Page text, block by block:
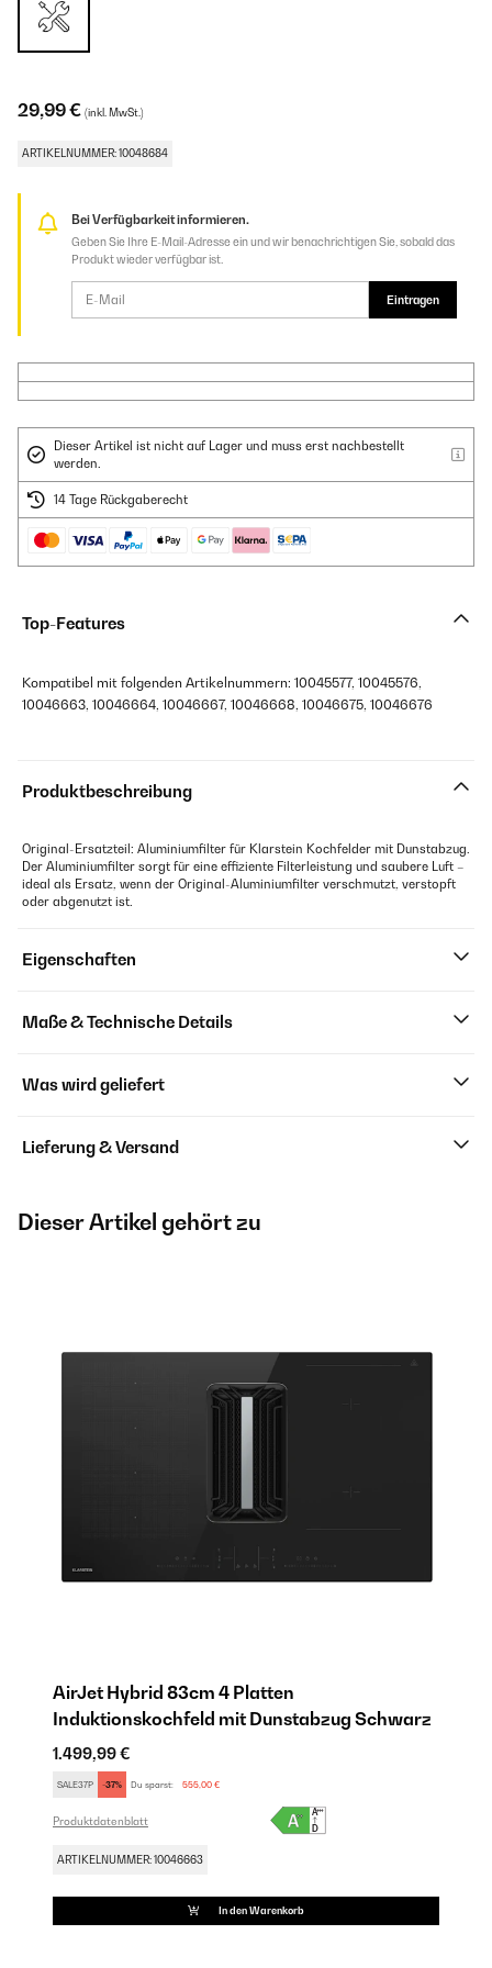
29,99 € (inkl. MwSt.)
ARTIKELNUMMER: 10048684
Bei Verfügbarkeit informieren.
Geben Sie Ihre E-Mail-Adresse ein und wir benachrichtigen Sie, sobald das
Produkt wieder verfügbar ist.
Eintragen
Dieser Artikel ist nicht auf Lager und muss erst nachbestellt
werden.
14 Tage Rückgaberecht
Top-Features
Kompatibel mit folgenden Artikelnummern: 10045577, 10045576,
10046663, 10046664, 10046667, 10046668, 10046675, 10046676
Produktbeschreibung
Original-Ersatzteil: Aluminiumfilter für Klarstein Kochfelder mit Dunstabzug.
Der Aluminiumfilter sorgt für eine effiziente Filterleistung und saubere Luft –
ideal als Ersatz, wenn der Original-Aluminiumfilter verschmutzt, verstopft
oder abgenutzt ist.
Eigenschaften
Maße & Technische Details
Was wird geliefert
Lieferung & Versand
Dieser Artikel gehört zu
AirJet Hybrid 83cm 4 Platten
Induktionskochfeld mit Dunstabzug​ Schwarz
1.499,99 €
SALE37P -37% Du sparst: 555,00 €
Produktdatenblatt
ARTIKELNUMMER: 10046663
In den Warenkorb